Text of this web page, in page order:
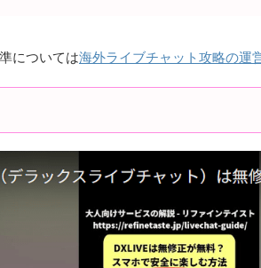
については海外ライブチャット攻略の運